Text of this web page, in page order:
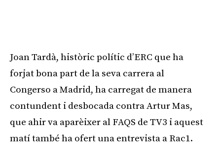
Joan Tardà, històric polític d’ERC que ha
forjat bona part de la seva carrera al
Congerso a Madrid, ha carregat de manera
contundent i desbocada contra Artur Mas,
que ahir va aparèixer al FAQS de TV3 i aquest
matí també ha ofert una entrevista a Rac1.